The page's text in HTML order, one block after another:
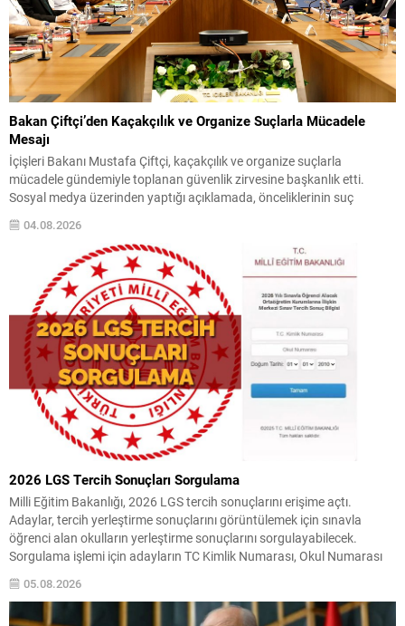
Bakan Çiftçi’den Kaçakçılık ve Organize Suçlarla Mücadele
Mesajı
İçişleri Bakanı Mustafa Çiftçi, kaçakçılık ve organize suçlarla
mücadele gündemiyle toplanan güvenlik zirvesine başkanlık etti.
Sosyal medya üzerinden yaptığı açıklamada, önceliklerinin suç
örgütlerini yapılaşma aşamasında tespit etmek olduğunu belirtti.
Bakan Çiftçi, amaçlarının insan ve finans kaynaklarını kurutarak, suç
gelirlerini hukuki çerçevede devlet denetimine almak olduğunu
vurguladı. “Hiçbir suç yapılanmasına alan...
04.08.2026
2026 LGS Tercih Sonuçları Sorgulama
Milli Eğitim Bakanlığı, 2026 LGS tercih sonuçlarını erişime açtı.
Adaylar, tercih yerleştirme sonuçlarını görüntülemek için sınavla
öğrenci alan okulların yerleştirme sonuçlarını sorgulayabilecek.
Sorgulama işlemi için adayların TC Kimlik Numarası, Okul Numarası
ve Doğum Tarihi (Gün, Ay, Yıl) bilgilerini ilgili ekrana girerek
sonuçlarına ulaşmaları yeterlidir. Yerleştirme ve Kontenjanlar LGS
yerleştirme sonuçlarının...
05.08.2026